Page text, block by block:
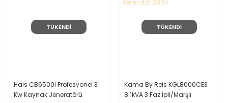
TÜKENDİ
Hais CB6500i Profesyonel 3
Kw Kaynak Jeneratörü
TÜKENDİ
Kama By Reis KGL8000CE3
8.1kVA 3 Faz İpli/Marşlı